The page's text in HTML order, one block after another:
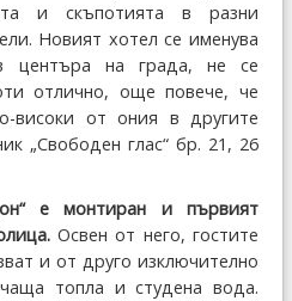
и скъпотията в разни
Новият хотел се именува
на града, не се
отлично, още повече, че
високи от ония в другите
„Свободен глас“ бр. 21, 26
е монтиран и първият
Освен от него, гостите
и от друго изключително
топла и студена вода.